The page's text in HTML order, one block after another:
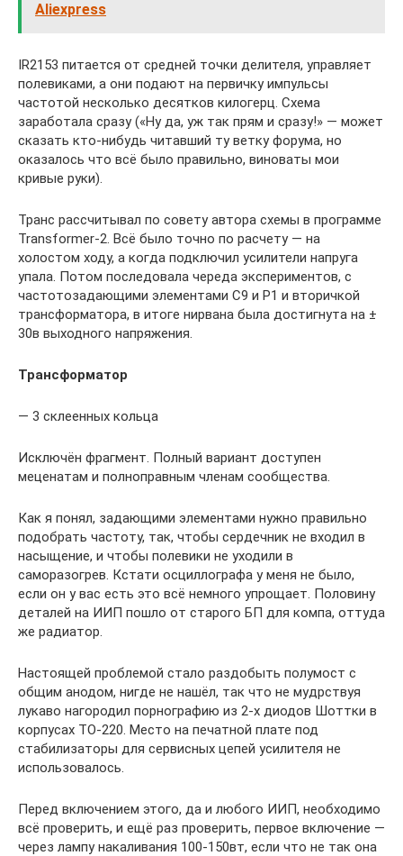
Aliexpress
IR2153 питается от средней точки делителя, управляет
полевиками, а они подают на первичку импульсы
частотой несколько десятков килогерц. Схема
заработала сразу («Ну да, уж так прям и сразу!» — может
сказать кто-нибудь читавший ту ветку форума, но
оказалось что всё было правильно, виноваты мои
кривые руки).
Транс рассчитывал по совету автора схемы в программе
Transformer-2. Всё было точно по расчету — на
холостом ходу, а когда подключил усилители напруга
упала. Потом последовала череда экспериментов, с
частотозадающими элементами C9 и P1 и вторичкой
трансформатора, в итоге нирвана была достигнута на ±
30в выходного напряжения.
Трансформатор
— 3 склеенных кольца
Исключён фрагмент. Полный вариант доступен
меценатам и полноправным членам сообщества.
Как я понял, задающими элементами нужно правильно
подобрать частоту, так, чтобы сердечник не входил в
насыщение, и чтобы полевики не уходили в
саморазогрев. Кстати осциллографа у меня не было,
если он у вас есть это всё немного упрощает. Половину
деталей на ИИП пошло от старого БП для компа, оттуда
же радиатор.
Настоящей проблемой стало раздобыть полумост с
общим анодом, нигде не нашёл, так что не мудрствуя
лукаво нагородил порнографию из 2-х диодов Шоттки в
корпусах ТО-220. Место на печатной плате под
стабилизаторы для сервисных цепей усилителя не
использовалось.
Перед включением этого, да и любого ИИП, необходимо
всё проверить, и ещё раз проверить, первое включение —
через лампу накаливания 100-150вт, если что не так она